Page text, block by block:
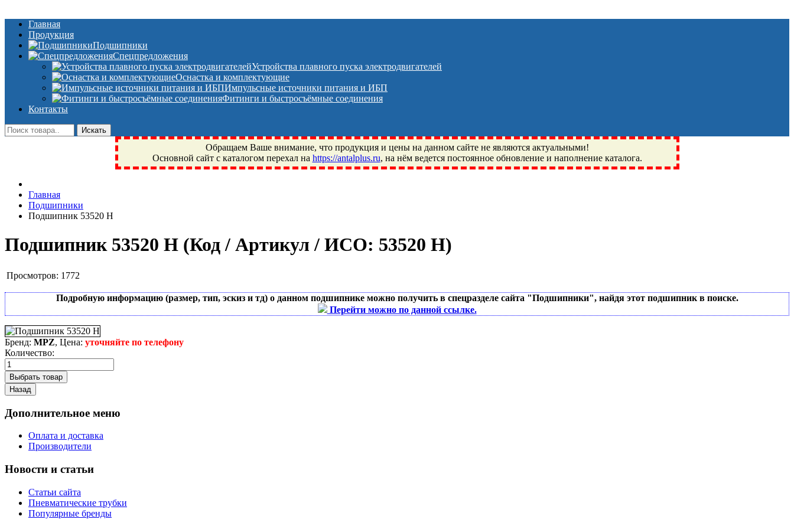
Главная
Продукция
Подшипники
Спецпредложения
Устройства плавного пуска электродвигателей
Оснастка и комплектующие
Импульсные источники питания и ИБП
Фитинги и быстросъёмные соединения
Контакты
Обращаем Ваше внимание, что продукция и цены на данном сайте не являются актуальными!
Основной сайт с каталогом перехал на https://antalplus.ru, на нём ведется постоянное обновление и наполнение каталога.
Фрязино, Антал+, плюс, Свердловский, Загорянский, Юбилейный, Щелково, Москва, Пушкино, Королёв, Балашиха, Фряново, Монино, Ивантеевка, подшипники, пневматика, метизы,
техника, сварочные аппараты, NIS, NSK, JED, KPT, NXZ, ГПЗ, Neutral, WHX, ZWZ, CRAFT, СПЗ-4, NECTECH, KG, LQY, DPI, BSN, SPZ, РФ, BMZ, ХАРП, CX, РОЛТОМ, APZ, FBJ, KYK,
NTN, SKF, купить, заказать
Главная
Подшипники
Подшипник 53520 Н
Подшипник 53520 Н (Код / Артикул / ИСО: 53520 Н)
Просмотров: 1772
Подробную информацию (размер, тип, эскиз и тд) о данном подшипнике можно получить в спецразделе сайта "Подшипники", найдя этот подшипник в поиске.
Перейти можно по данной ссылке.
Бренд: MPZ, Цена: уточняйте по телефону
Количество:
Дополнительное меню
Оплата и доставка
Производители
Новости и статьи
Статьи сайта
Пневматические трубки
Популярные бренды